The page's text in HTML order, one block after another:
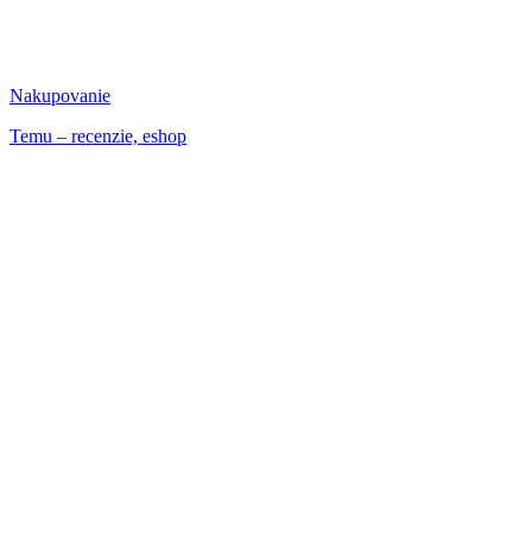
Nakupovanie
Temu – recenzie, eshop